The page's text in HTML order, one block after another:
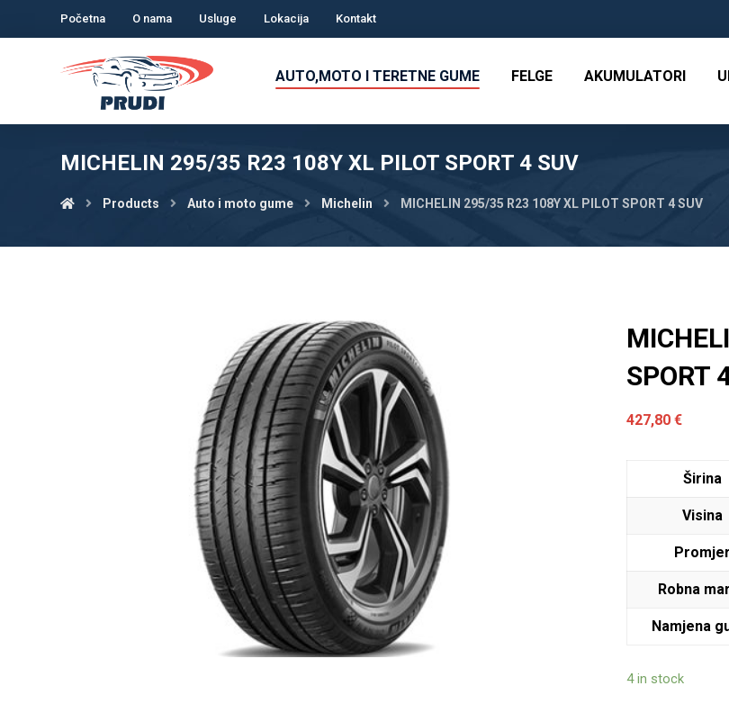
Početna O nama Usluge Lokacija Kontakt
AUTO,MOTO I TERETNE GUME FELGE AKUMULATORI
MICHELIN 295/35 R23 108Y XL PILOT SPORT 4 SUV
Products Auto i moto gume Michelin MICHELIN 295/35 R23 108Y XL PILOT SPORT 4 SUV
SPORT
427,80€
Širina
Visina
Promjer
Robna
Namjena
4 in stock